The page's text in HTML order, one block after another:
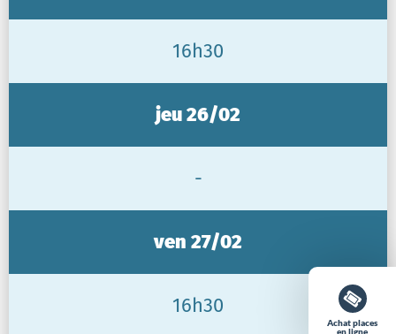
Achat places
en ligne
16h30
jeu 26/02
-
ven 27/02
16h30